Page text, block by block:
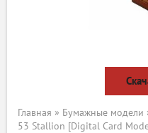
Главная » Бумажные модели
53 Stallion [Digital Card